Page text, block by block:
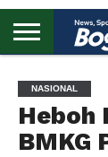
UTAMA
NASIONAL
Heboh
BMKG